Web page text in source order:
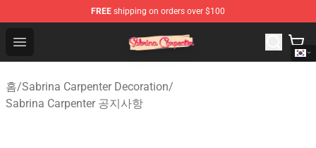
FREE shipping on orders over $100
Open menu
Sabrina Carpenter Shop - Official Sabrina Carpenter
홈/Sabrina Carpenter Decoration/
Sabrina Carpenter 공지사항